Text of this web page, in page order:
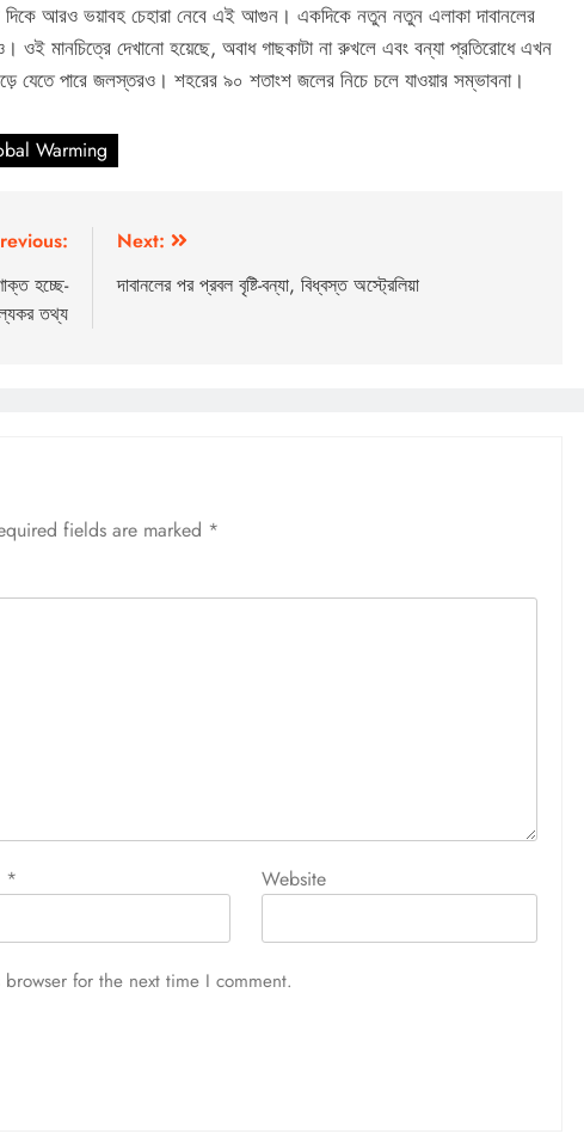
দিকে আরও ভয়াবহ চেহারা নেবে এই আগুন। একদিকে নতুন নতুন এলাকা দাবানলের
ওই মানচিত্রে দেখানো হয়েছে, অবাধ গাছকাটা না রুখলে এবং বন্যা প্রতিরোধে এখন
যেতে পারে জলস্তরও। শহরের ৯০ শতাংশ জলের নিচে চলে যাওয়ার সম্ভাবনা।
Warming
হচ্ছে-
তথ্য
Next:
দাবানলের পর প্রবল বৃষ্টি-বন্যা, বিধ্বস্ত অস্ট্রেলিয়া
fields are marked *
* Website
for the next time I comment.
August 5, 2026